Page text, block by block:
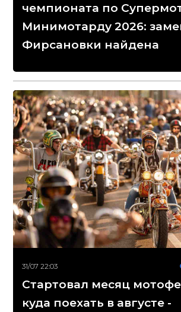
чемпионата по
Минимотарду 2026:
Фирсановки найдена
31/07 22:03
Стартовал месяц
куда поехать в августе -